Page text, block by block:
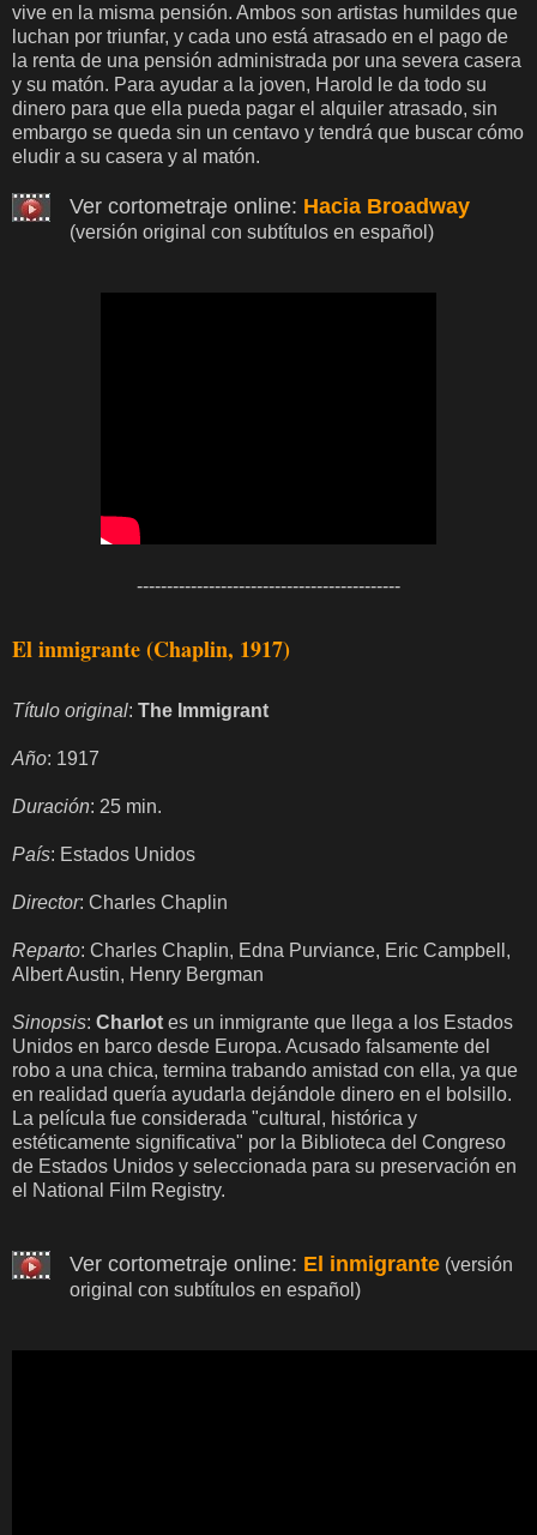
vive en la misma pensión. Ambos son artistas humildes que
luchan por triunfar, y cada uno está atrasado en el pago de
la renta de una pensión administrada por una severa casera
y su matón. Para ayudar a la joven, Harold le da todo su
dinero para que ella pueda pagar el alquiler atrasado, sin
embargo se queda sin un centavo y tendrá que buscar cómo
eludir a su casera y al matón.
Ver cortometraje online: Hacia Broadway
(versión original con subtítulos en español)
--------------------------------------------
El inmigrante (Chaplin, 1917)
Título original: The Immigrant
Año: 1917
Duración: 25 min.
País: Estados Unidos
Director: Charles Chaplin
Reparto: Charles Chaplin, Edna Purviance, Eric Campbell,
Albert Austin, Henry Bergman
Sinopsis: Charlot es un inmigrante que llega a los Estados
Unidos en barco desde Europa. Acusado falsamente del
robo a una chica, termina trabando amistad con ella, ya que
en realidad quería ayudarla dejándole dinero en el bolsillo.
La película fue considerada "cultural, histórica y
estéticamente significativa" por la Biblioteca del Congreso
de Estados Unidos y seleccionada para su preservación en
el National Film Registry.
Ver cortometraje online: El inmigrante(versión
original con subtítulos en español)